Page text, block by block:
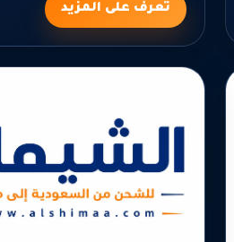
تعرف على المزيد